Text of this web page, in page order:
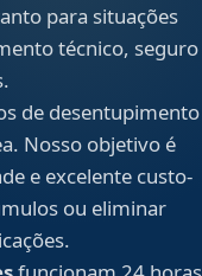
para situações
técnico, seguro
de desentupimento
Nosso objetivo é
e excelente custo-
ou eliminar